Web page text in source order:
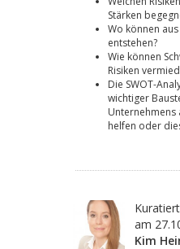
Stärken
Wo können
entstehen?
Wie können
Risiken
Die SWOT-
wichtiger
Unternehmens
helfen oder
Kuratiert
am
Kim